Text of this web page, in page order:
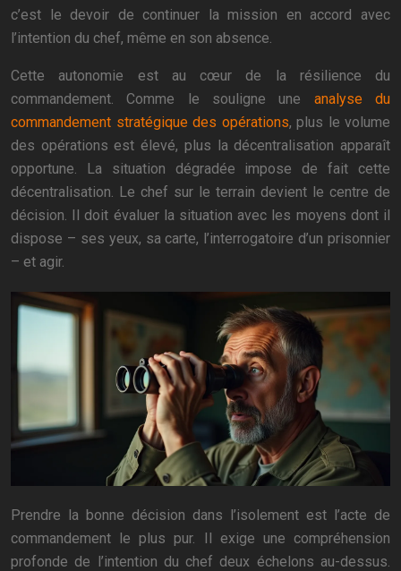
c’est le devoir de continuer la mission en accord avec
l’intention du chef, même en son absence.
Cette autonomie est au cœur de la résilience du
commandement. Comme le souligne une analyse du
commandement stratégique des opérations, plus le volume
des opérations est élevé, plus la décentralisation apparaît
opportune. La situation dégradée impose de fait cette
décentralisation. Le chef sur le terrain devient le centre de
décision. Il doit évaluer la situation avec les moyens dont il
dispose – ses yeux, sa carte, l’interrogatoire d’un prisonnier
– et agir.
Prendre la bonne décision dans l’isolement est l’acte de
commandement le plus pur. Il exige une compréhension
profonde de l’intention du chef deux échelons au-dessus.